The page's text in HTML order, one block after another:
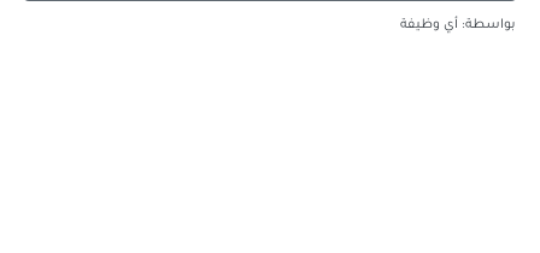
بواسطة: أي وظيفة